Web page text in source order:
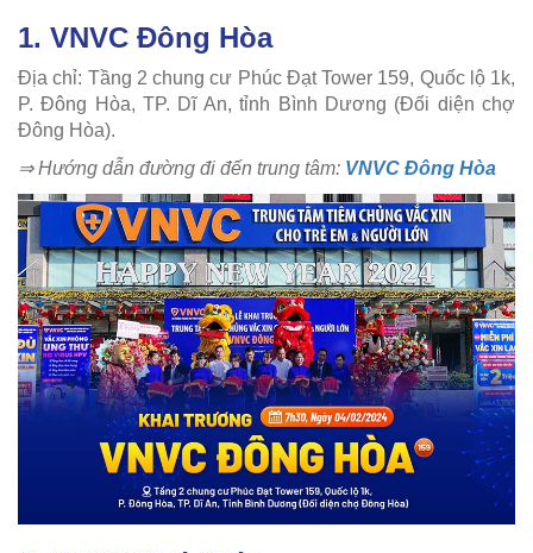
1. VNVC Đông Hòa
Địa chỉ: Tầng 2 chung cư Phúc Đạt Tower 159, Quốc lộ 1k,
P. Đông Hòa, TP. Dĩ An, tỉnh Bình Dương (Đối diện chợ
Đông Hòa).
⇒ Hướng dẫn đường đi đến trung tâm: VNVC Đông Hòa